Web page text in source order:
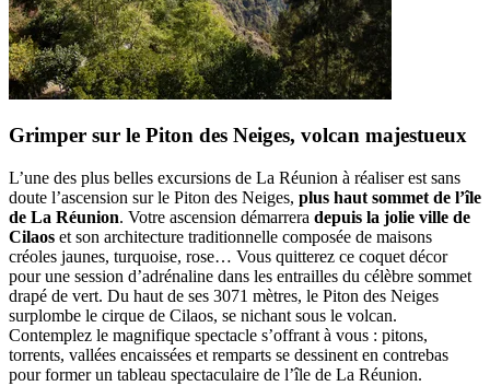
Grimper sur le Piton des Neiges, volcan majestueux
L’une des plus belles excursions de La Réunion à réaliser est sans
doute l’ascension sur le Piton des Neiges, plus haut sommet de l’île
de La Réunion. Votre ascension démarrera depuis la jolie ville de
Cilaos et son architecture traditionnelle composée de maisons
créoles jaunes, turquoise, rose… Vous quitterez ce coquet décor
pour une session d’adrénaline dans les entrailles du célèbre sommet
drapé de vert. Du haut de ses 3071 mètres, le Piton des Neiges
surplombe le cirque de Cilaos, se nichant sous le volcan.
Contemplez le magnifique spectacle s’offrant à vous : pitons,
torrents, vallées encaissées et remparts se dessinent en contrebas
pour former un tableau spectaculaire de l’île de La Réunion.